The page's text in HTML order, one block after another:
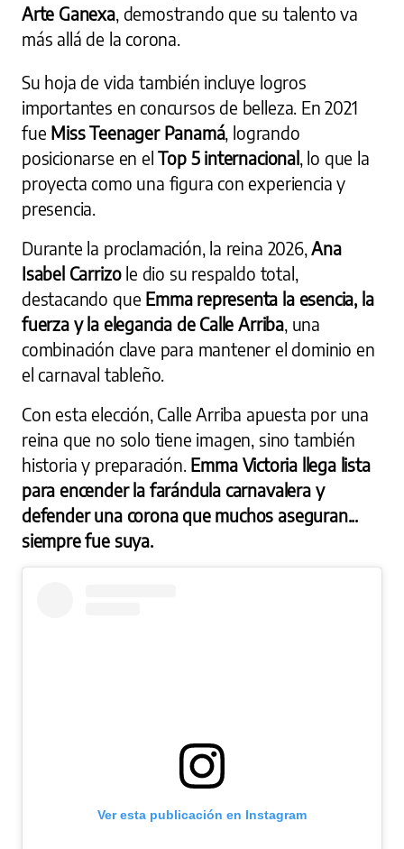
Arte Ganexa, demostrando que su talento va
más allá de la corona.
Su hoja de vida también incluye logros
importantes en concursos de belleza. En 2021
fue Miss Teenager Panamá, logrando
posicionarse en elTop 5 internacional, lo que la
proyecta como una figura con experiencia y
presencia.
Durante la proclamación, la reina 2026, Ana
Isabel Carrizo le dio su respaldo total,
destacando que Emma representa la esencia, la
fuerza y la elegancia de Calle Arriba, una
combinación clave para mantener el dominio en
el carnaval tableño.
Con esta elección, Calle Arriba apuesta por una
reina que no solo tiene imagen, sino también
historia y preparación. Emma Victoria llega lista
para encender la farándula carnavalera y
defender una corona que muchos aseguran...
siempre fue suya.
Ver esta publicación en Instagram